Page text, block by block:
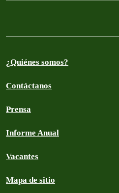
¿Quiénes somos?
Contáctanos
Prensa
Informe Anual
Vacantes
Mapa de sitio